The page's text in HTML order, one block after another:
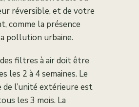
réversible, et de votre
comme la présence
pollution urbaine.
filtres à air doit être
les 2 à 4 semaines. Le
de l’unité extérieure est
les 3 mois. La